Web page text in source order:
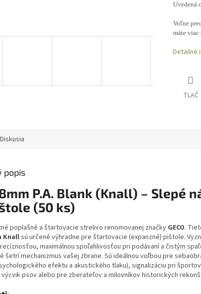
Uvedená
Voľne
máte viac
Detailné
TLAČ
Diskusia
popis
8mm P.A. Blank (Knall) – Slepé
(50 ks)
poplašné a štartovacie strelivo renomovanej značky GECO.
Knallsú určené výhradne pre štartovacie (expanzné) pištole.
maximálnou spoľahlivosťou pri podávaní a čistým
šetrí mechanizmus vašej zbrane. Sú ideálnou voľbou pre
efektu a akustického tlaku), signalizáciu pri
psov alebo pre zberateľov a milovníkov historických